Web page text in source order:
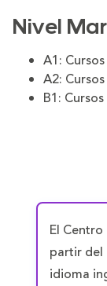
Nivel
A1:
A2:
B1:
El
partir del
idioma